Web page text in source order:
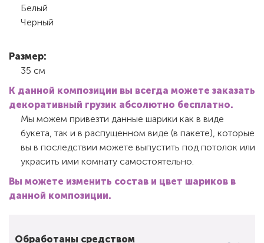
Белый
Черный
Размер:
35 см
К данной композиции вы всегда можете заказать
декоративный грузик абсолютно бесплатно.
Мы можем привезти данные шарики как в виде
букета, так и в распущенном виде (в пакете), которые
вы в последствии можете выпустить под потолок или
украсить ими комнату самостоятельно.
Вы можете изменить состав и цвет шариков в
данной композиции.
Обработаны средством